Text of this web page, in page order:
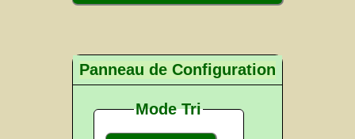
Panneau de Configuration
Mode Tri